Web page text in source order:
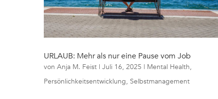
URLAUB: Mehr als nur eine Pause vom Job
von Anja M. Feist| Juli 16, 2025 | Mental Health,
Persönlichkeitsentwicklung, Selbstmanagement